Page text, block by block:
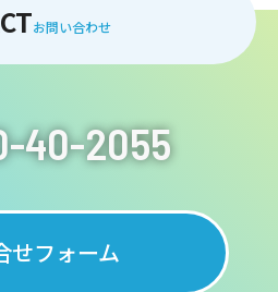
お問い合わせ
40-2055
せフォーム